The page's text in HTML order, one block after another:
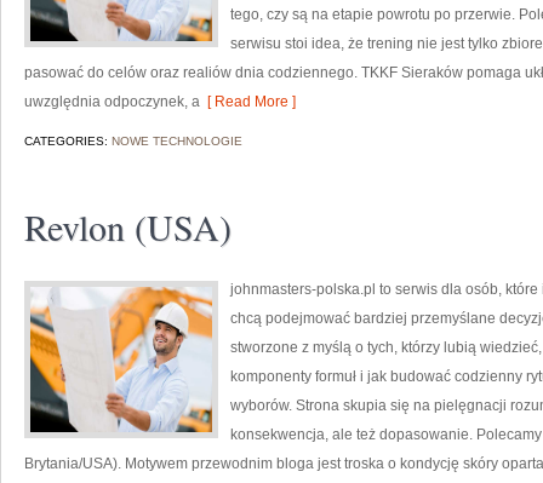
tego, czy są na etapie powrotu po przerwie.
serwisu stoi idea, że trening nie jest tylko
pasować do celów oraz realiów dnia codziennego. TKKF Sieraków pomaga
uwzględnia odpoczynek, a [ Read More ]
CATEGORIES: NOWE TECHNOLOGIE
Revlon (USA)
johnmasters-polska.pl to serwis dla osób,
chcą podejmować bardziej przemyślane
stworzone z myślą o tych, którzy lubią
komponenty formuł i jak budować codzienny
wyborów. Strona skupia się na pielęgnacji
konsekwencja, ale też dopasowanie.
Brytania/USA). Motywem przewodnim bloga jest troska o kondycję skóry